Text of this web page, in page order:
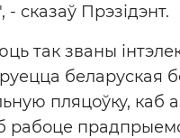
сказаў Прэзідэнт.
так званы
беларуская
пляцоўку, каб